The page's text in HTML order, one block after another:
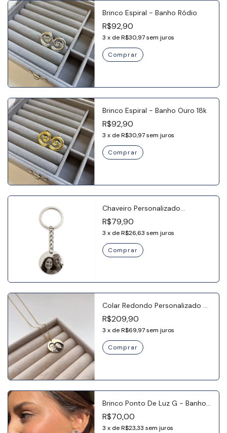
Brinco Espiral - Banho Ródio
R$92,90
3 x deR$30,97sem juros
Brinco Espiral - Banho Ouro 18k
R$92,90
3 x deR$30,97sem juros
Chaveiro Personalizado
Redondo G - Aço Inox
R$79,90
3 x deR$26,63 sem juros
Colar Redondo Personalizado G
- Banho Ouro 18k
R$209,90
3 x deR$69,97sem juros
Comprar
Brinco Ponto De Luz G - Banho
Ouro 18K
R$70,00
3 x deR$23,33 sem juros